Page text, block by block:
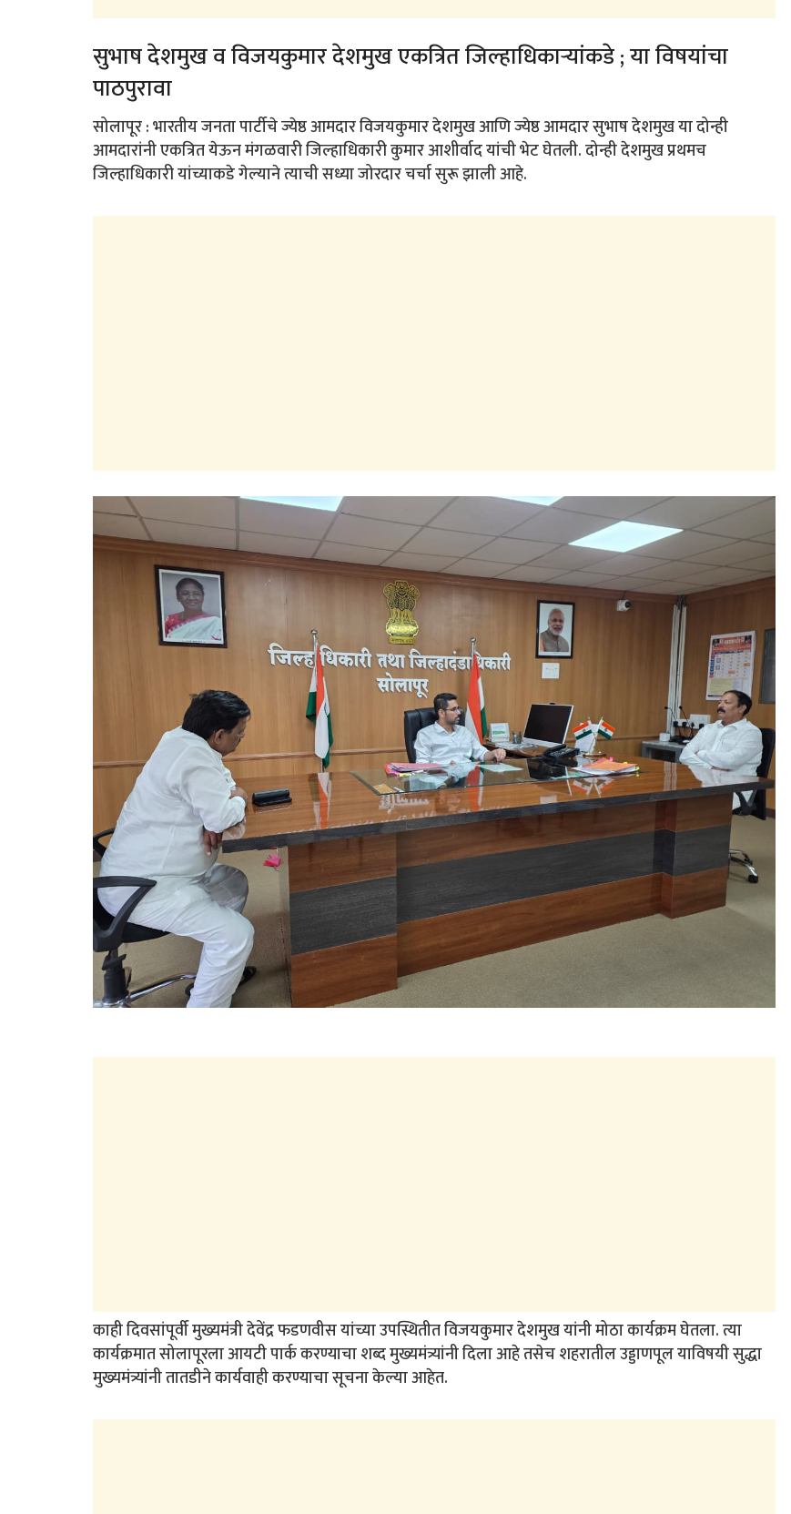
सुभाष देशमुख व विजयकुमार देशमुख एकत्रित जिल्हाधिकाऱ्यांकडे ; या विषयांचा
पाठपुरावा
सोलापूर : भारतीय जनता पार्टीचे ज्येष्ठ आमदार विजयकुमार देशमुख आणि ज्येष्ठ आमदार सुभाष देशमुख या दोन्ही
आमदारांनी एकत्रित येऊन मंगळवारी जिल्हाधिकारी कुमार आशीर्वाद यांची भेट घेतली. दोन्ही देशमुख प्रथमच
जिल्हाधिकारी यांच्याकडे गेल्याने त्याची सध्या जोरदार चर्चा सुरू झाली आहे.
काही दिवसांपूर्वी मुख्यमंत्री देवेंद्र फडणवीस यांच्या उपस्थितीत विजयकुमार देशमुख यांनी मोठा कार्यक्रम घेतला. त्या
कार्यक्रमात सोलापूरला आयटी पार्क करण्याचा शब्द मुख्यमंत्र्यांनी दिला आहे तसेच शहरातील उड्डाणपूल याविषयी सुद्धा
मुख्यमंत्र्यांनी तातडीने कार्यवाही करण्याचा सूचना केल्या आहेत.